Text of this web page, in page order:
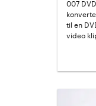
007
til en
video